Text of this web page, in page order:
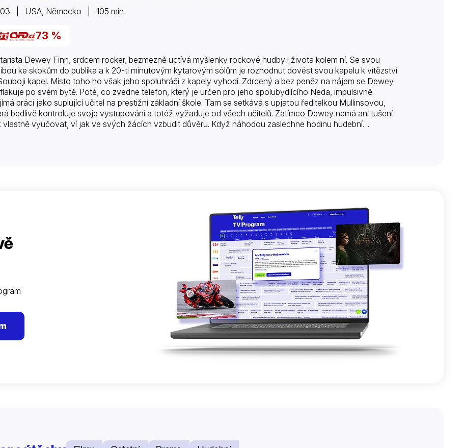
| USA, Německo | 105 min
73 %
Dewey Finn, srdcem rocker, bezmezně uctívá myšlenky rockové hudby i života kolem ní. Se svou
ke skokům do publika a k 20-ti minutovým kytarovým sólům je rozhodnut dovést svou kapelu k vítězství
kapel. Místo toho ho však jeho spoluhráči z kapely vyhodí. Zdrcený a bez peněz na nájem se Dewey
po svém bytě. Poté, co zvedne telefon, který je určen pro jeho spolubydlícího Neda, impulsivně
práci jako suplující učitel na prestižní základní škole. Tam se setkává s upjatou ředitelkou Mullinsovou,
bedlivě kontroluje svoje vystupování a totéž vyžaduje od všech učitelů. Zatímco Dewey nemá ani tušení
vlastně vyučovat, ví jak ve svých žácích vzbudit důvěru. Když náhodou zaslechne hodinu hudební